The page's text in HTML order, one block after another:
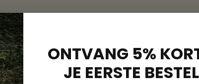
ONTVANG 5%
JE EERSTE